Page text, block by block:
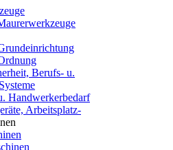
Berufs- u.
Handwerkerbedarf
Arbeitsplatz-